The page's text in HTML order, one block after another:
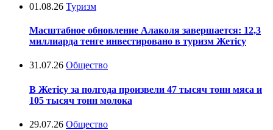
01.08.26 Туризм
Масштабное обновление Алаколя завершается: 12,3
миллиарда тенге инвестировано в туризм Жетісу
31.07.26 Общество
В Жетісу за полгода произвели 47 тысяч тонн мяса и
105 тысяч тонн молока
29.07.26 Общество